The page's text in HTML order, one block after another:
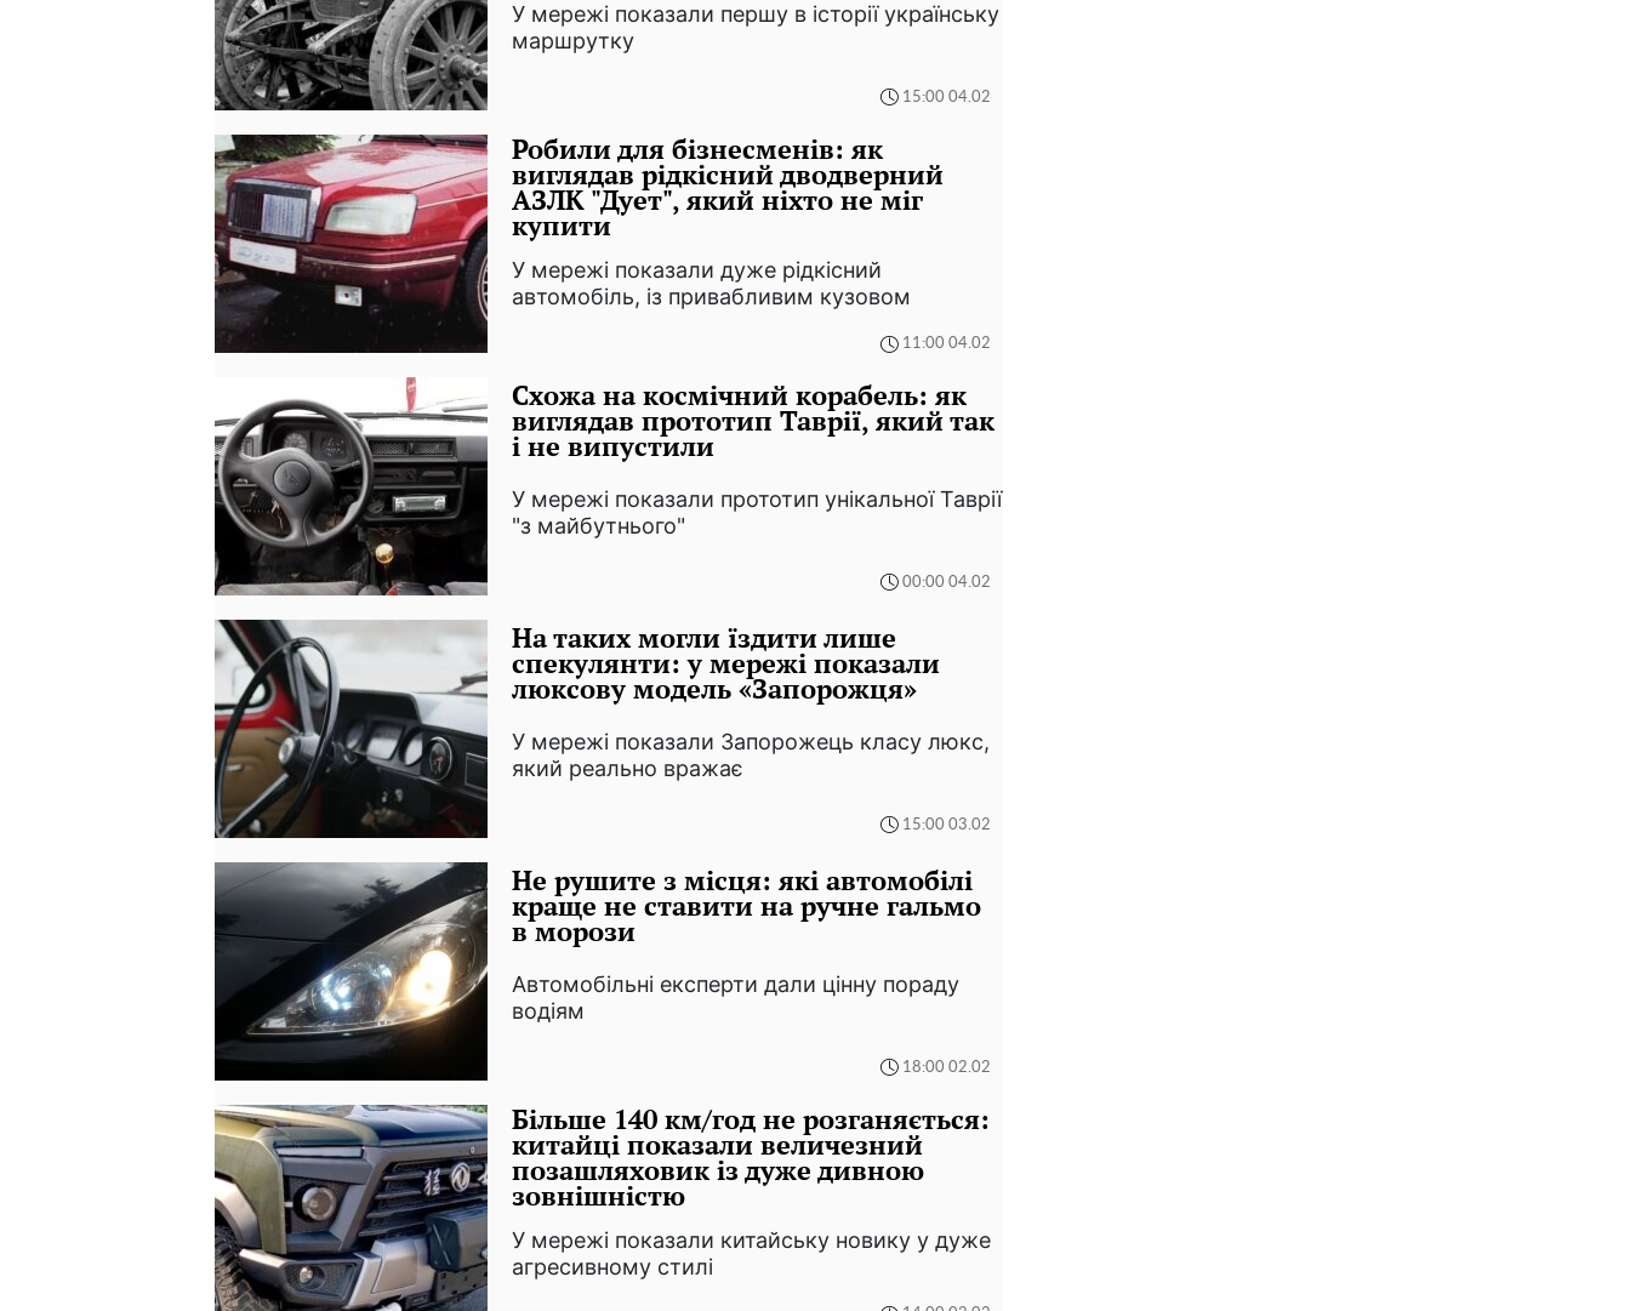
У мережі показали першу в історії українську
маршрутку
15:00 04.02
Робили для бізнесменів: як
виглядав рідкісний дводверний
АЗЛК "Дует", який ніхто не міг
купити
У мережі показали дуже рідкісний
автомобіль, із привабливим кузовом
11:00 04.02
Схожа на космічний корабель: як
виглядав прототип Таврії, який так
і не випустили
У мережі показали прототип унікальної Таврії
"з майбутнього"
00:00 04.02
На таких могли їздити лише
спекулянти: у мережі показали
люксову модель «Запорожця»
У мережі показали Запорожець класу люкс,
який реально вражає
15:00 03.02
Не рушите з місця: які автомобілі
краще не ставити на ручне гальмо
в морози
Автомобільні експерти дали цінну пораду
водіям
18:00 02.02
Більше 140 км/год не розганяється:
китайці показали величезний
позашляховик із дуже дивною
зовнішністю
У мережі показали китайську новику у дуже
агресивному стилі